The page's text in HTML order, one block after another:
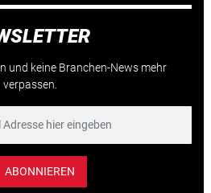
und keine Branchen-News mehr
verpassen.
ABONNIEREN